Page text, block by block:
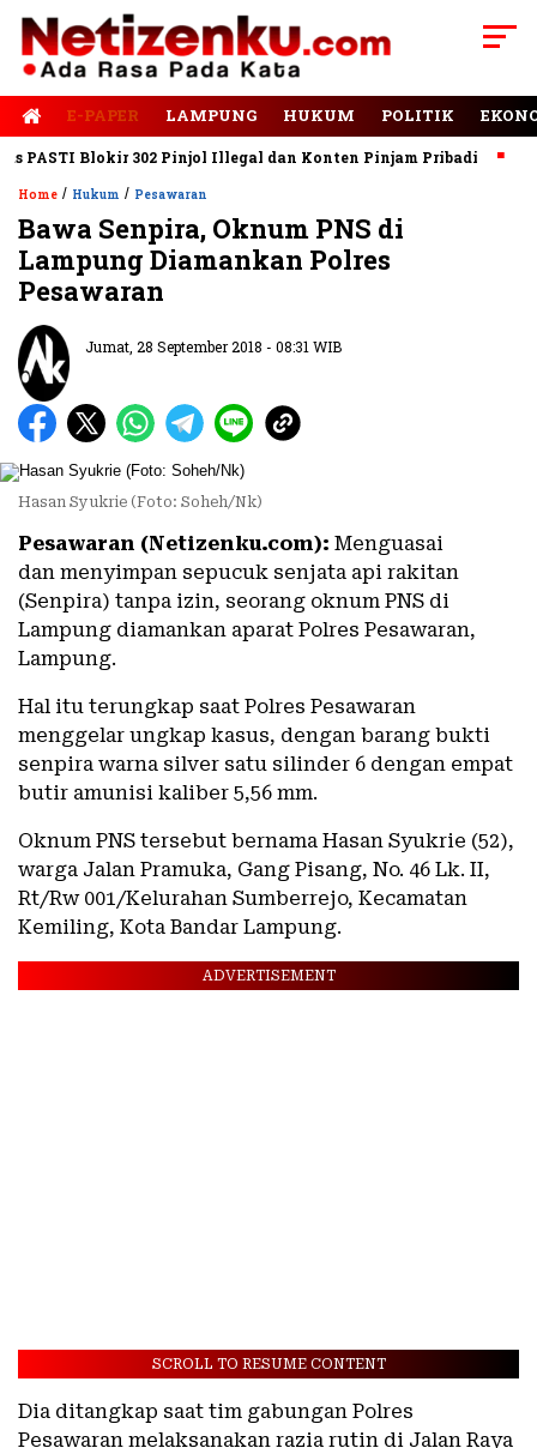
E-PAPER LAMPUNG HUKUM POLITIK
Blokir 302 Pinjol Illegal dan Konten Pinjam Pribadi
Home / Hukum / Pesawaran
Bawa Senpira, Oknum PNS di
Lampung Diamankan Polres
Pesawaran
Jumat, 28 September 2018 - 08:31 WIB
Hasan Syukrie (Foto: Soheh/Nk)
Pesawaran (Netizenku.com): Menguasai
dan menyimpan sepucuk senjata api rakitan
(Senpira) tanpa izin, seorang oknum PNS di
Lampung diamankan aparat Polres Pesawaran,
Lampung.
Hal itu terungkap saat Polres Pesawaran
menggelar ungkap kasus, dengan barang bukti
senpira warna silver satu silinder 6 dengan empat
butir amunisi kaliber 5,56 mm.
Oknum PNS tersebut bernama Hasan Syukrie (52),
warga Jalan Pramuka, Gang Pisang, No. 46 Lk. II,
Rt/Rw 001/Kelurahan Sumberrejo, Kecamatan
Kemiling, Kota Bandar Lampung.
ADVERTISEMENT
SCROLL TO RESUME CONTENT
Dia ditangkap saat tim gabungan Polres
Pesawaran melaksanakan razia rutin di Jalan Raya